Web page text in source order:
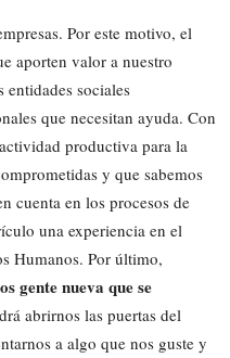
Por este motivo, el
aporten valor a nuestro
sociales
que necesitan ayuda. Con
productiva para la
y que sabemos
cuenta en los procesos de
una experiencia en el
Humanos. Por último,
gente nueva que se
abrirnos las puertas del
a algo que nos guste y